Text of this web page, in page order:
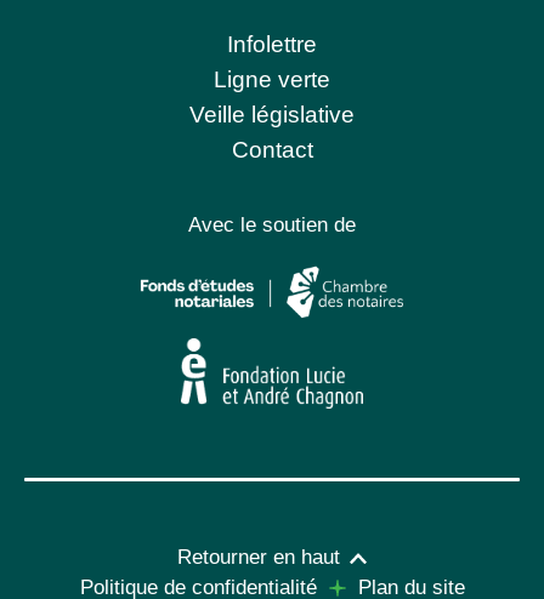
Infolettre
Ligne verte
Veille législative
Contact
Avec le soutien de
Retourner en haut
Politique de confidentialité
Plan du site